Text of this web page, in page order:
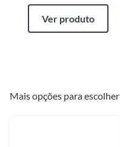
Ver produto
Mais opções para escolher